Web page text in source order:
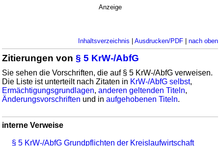
Anzeige
Inhaltsverzeichnis | Ausdrucken/PDF| nach oben
Zitierungen von§ 5 KrW-/AbfG
Sie sehen die Vorschriften, die auf § 5 KrW-/AbfG verweisen.
Die Liste ist unterteilt nach Zitaten in KrW-/AbfG selbst,
Ermächtigungsgrundlagen,anderen geltenden Titeln,
Änderungsvorschriften und inaufgehobenen Titeln.
interne Verweise
§ 5 KrW-/AbfG Grundpflichten der Kreislaufwirtschaft